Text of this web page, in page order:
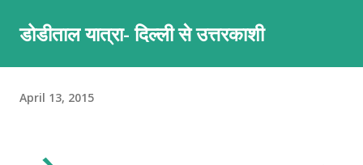
डोडीताल यात्रा- दिल्ली से उत्तरकाशी
April 13, 2015